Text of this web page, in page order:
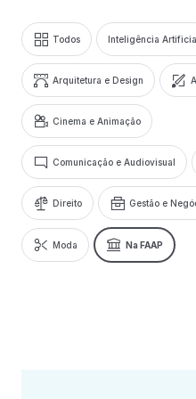
Todos Inteligência
Arquitetura e Design
Cinema e Animação
Comunicação e Audiovisual
Direito Gestão e
Moda Na FAAP